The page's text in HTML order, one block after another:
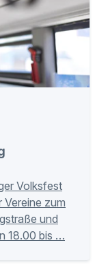
Volksfest
zum
und
18.00 bis …